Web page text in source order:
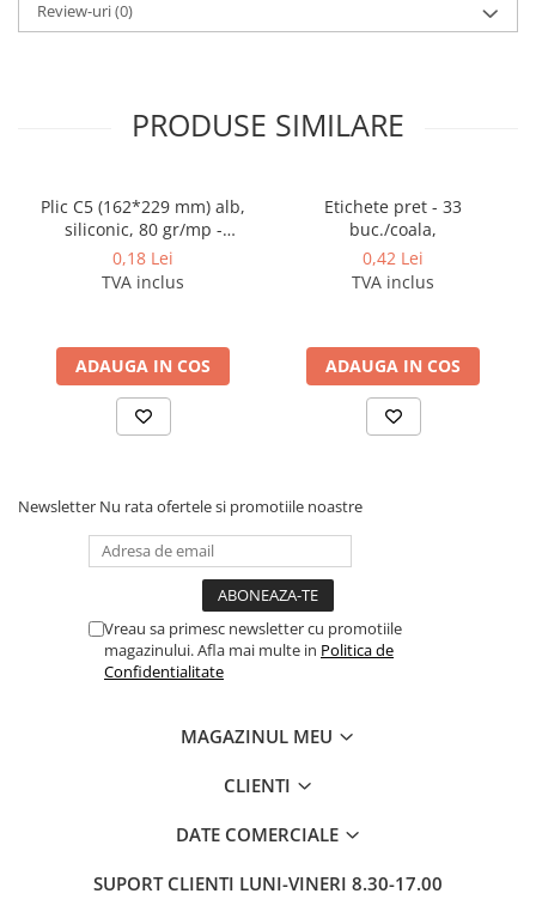
Penare
Diverse articole pentru scoala
Pachete scolare
Produse curatenie
Cerneala si rezerva pentru stilou
Creioane cerate
Creioane mecanice si rezerve
Linere si rollere
Markere evidentiatoare text
Markere permanente
Markere whiteboard
Markere vopsea / creta lichida
Markere speciale pentru desen
Review-uri(0)
PRODUSE SIMILARE
Plic C5 (162*229 mm) alb,
siliconic, 80 gr/mp -
deschidere pe latura mica
0,18 Lei
TVA inclus
ADAUGA IN COS
Etichete pret - 33
buc./coala,
0,42 Lei
TVA inclus
ADAUGA IN COS
Newsletter Nu rata ofertele si promotiile noastre
Vreau sa primesc newsletter cu promotiile
magazinului. Afla mai multe in Politica de
Confidentialitate
MAGAZINUL MEU
CLIENTI
DATE COMERCIALE
SUPORT CLIENTI LUNI-VINERI 8.30-17.00